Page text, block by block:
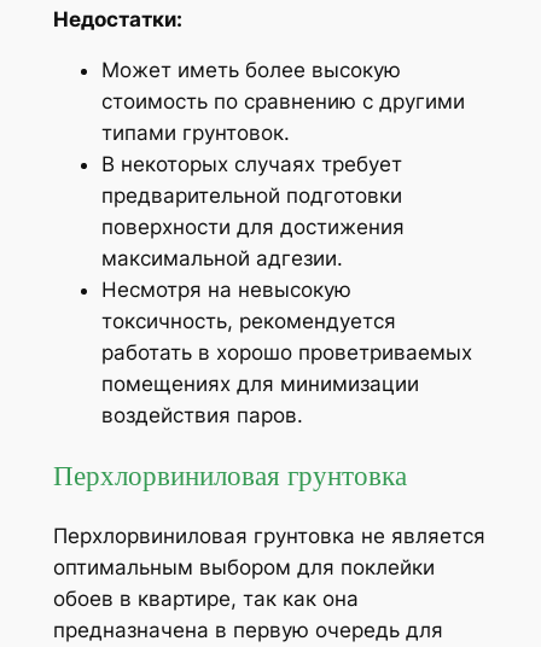
Недостатки:
Может иметь более высокую
стоимость по сравнению с другими
типами грунтовок.
В некоторых случаях требует
предварительной подготовки
поверхности для достижения
максимальной адгезии.
Несмотря на невысокую
токсичность, рекомендуется
работать в хорошо проветриваемых
помещениях для минимизации
воздействия паров.
Перхлорвиниловая грунтовка
Перхлорвиниловая грунтовка не является
оптимальным выбором для поклейки
обоев в квартире, так как она
предназначена в первую очередь для